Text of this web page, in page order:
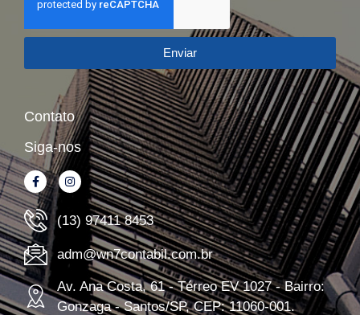
Enviar
Contato
Siga-nos
(13) 97411 8453
adm@wn7contabil.com.br
Av. Ana Costa, 61 - Térreo EV 1027 - Bairro:
Gonzaga - Santos/SP, CEP: 11060-001.